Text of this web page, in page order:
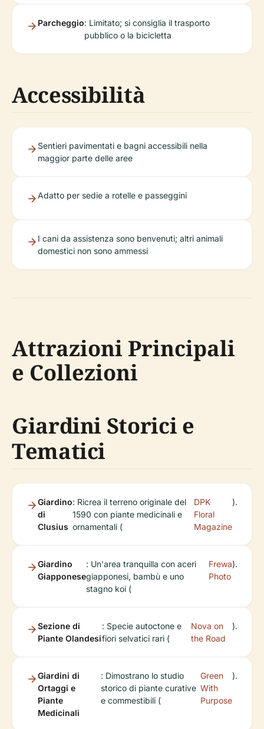
Parcheggio: Limitato; si consiglia il trasporto
pubblico o la bicicletta
Accessibilità
Sentieri pavimentati e bagni accessibili nella
maggior parte delle aree
Adatto per sedie a rotelle e passeggini
I cani da assistenza sono benvenuti; altri animali
domestici non sono ammessi
Attrazioni Principali
e Collezioni
Giardini Storici e
Tematici
Giardino
di
Clusius
: Ricrea il terreno originale del
1590 con piante medicinali e
ornamentali (
DPK
Floral
Magazine
).
Giardino
Giapponese
: Un'area tranquilla con aceri
giapponesi, bambù e uno
stagno koi (
Frewa
Photo
).
Sezione di
Piante Olandesi
: Specie autoctone e
fiori selvatici rari (
Nova on
the Road
).
Giardini di
Ortaggi e
Piante
Medicinali
: Dimostrano lo studio
storico di piante curative
e commestibili (
Green
With
Purpose
).